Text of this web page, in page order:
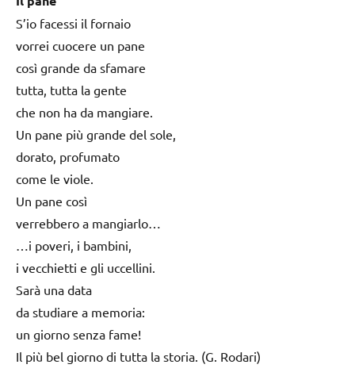
S’io facessi il fornaio
vorrei cuocere un pane
così grande da sfamare
tutta, tutta la gente
che non ha da mangiare.
Un pane più grande del sole,
dorato, profumato
come le viole.
Un pane così
verrebbero a mangiarlo…
…i poveri, i bambini,
i vecchietti e gli uccellini.
Sarà una data
da studiare a memoria:
un giorno senza fame!
Il più bel giorno di tutta la storia. (G. Rodari)